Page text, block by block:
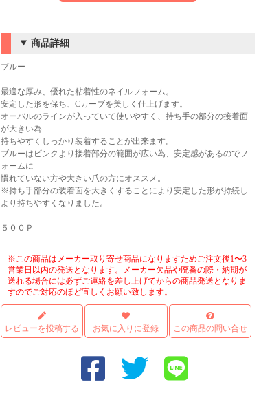
商品詳細
ブルー
最適な厚み、優れた粘着性のネイルフォーム。
安定した形を保ち、Cカーブを美しく仕上げます。
オーバルのラインが入っていて使いやすく、持ち手の部分の接着面
が大きい為
持ちやすくしっかり装着することが出来ます。
ブルーはピンクより接着部分の範囲が広い為、安定感があるのでフ
ォームに
慣れていない方や大きい爪の方にオススメ。
※持ち手部分の装着面を大きくすることにより安定した形が持続し
より持ちやすくなりました。
５００Ｐ
※この商品はメーカー取り寄せ商品になりますためご注文後1〜3
営業日以内の発送となります。メーカー欠品や廃番の際・納期が
送れる場合には必ずご連絡を差し上げてからの商品発送となりま
すのでご対応のほど宜しくお願い致します。
レビューを投稿する お気に入りに登録 この商品の問い合せ